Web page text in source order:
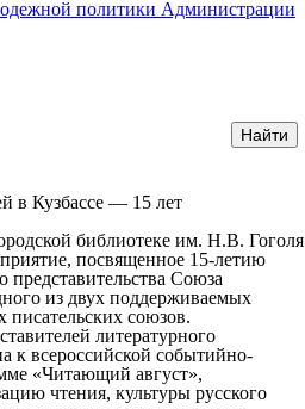
политики Администрации
в Кузбассе — 15 лет
библиотеке им. Н.В. Гоголя
посвященное 15-летию
представительства Союза
из двух поддерживаемых
писательских союзов.
литературного
к всероссийской событийно-
«Читающий август»,
чтения, культуры русского